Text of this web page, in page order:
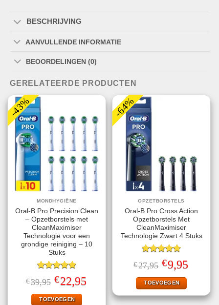
BESCHRIJVING
AANVULLENDE INFORMATIE
BEOORDELINGEN (0)
GERELATEERDE PRODUCTEN
-43%
MONDHYGIËNE
Oral-B Pro Precision Clean
– Opzetborstels met
CleanMaximiser
Technologie voor een
grondige reiniging – 10
Stuks
Gewaardeerd
5.00uit 5
€39,95 Oorspronkelijke
prijs
was:
€39,95.
€22,95prijs
TOEVOEGEN
-64%
OPZETBORSTELS
Oral-B Pro Cross Action
Opzetborstels Met
CleanMaximiser
Technologie Zwart 4 Stuks
Gewaardeerd
4.75uit 5
€27,95 Oorspronkelijke
prijs
was:
€27,95.
€9,95prijs
TOEVOEGEN